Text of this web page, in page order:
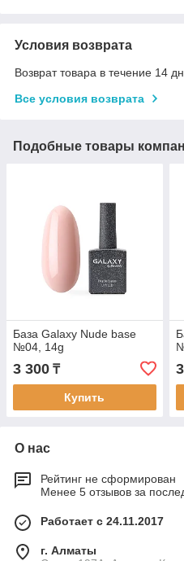
Условия возврата
Возврат товара в течение 14
Все условия возврата
Подобные товары
База Galaxy Nude base
№04, 14g
3 300 ₸
Купить
О нас
Рейтинг не сформирован
Менее 5 отзывов за
Работает с 24.11.2017
г. Алматы